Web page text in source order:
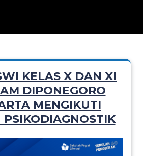
KELAS X DAN XI
DIPONEGORO
MENGIKUTI
PSIKODIAGNOSTIK